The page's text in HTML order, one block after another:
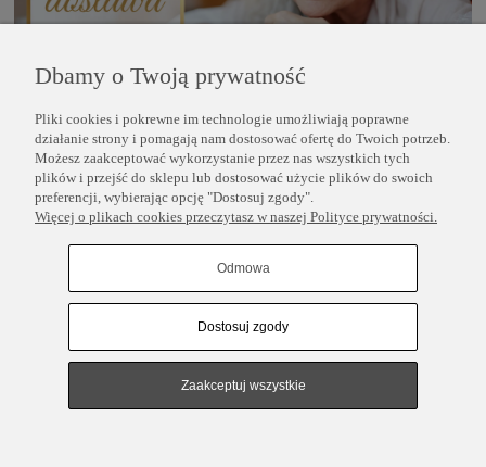
POMOC
INFORMACJE
Pokaż pełną wersję strony
Sklep internetowy Shoper.pl
Dbamy o Twoją prywatność
Pliki cookies i pokrewne im technologie umożliwiają poprawne
działanie strony i pomagają nam dostosować ofertę do Twoich potrzeb.
Możesz zaakceptować wykorzystanie przez nas wszystkich tych
plików i przejść do sklepu lub dostosować użycie plików do swoich
preferencji, wybierając opcję "Dostosuj zgody".
Więcej o plikach cookies przeczytasz w naszej Polityce prywatności.
Odmowa
Dostosuj zgody
Zaakceptuj wszystkie